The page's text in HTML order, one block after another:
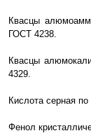
Квасцы
ГОСТ 4238.
Квасцы
4329.
Кислота серная
Фенол